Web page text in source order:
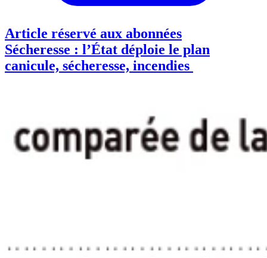
Article réservé aux abonnées
Sécheresse : l’État déploie le plan
canicule, sécheresse, incendies